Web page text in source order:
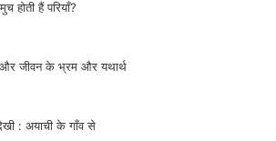
होती हैं परियाँ?
और जीवन के भ्रम और यथार्थ
: अयाची के गाँव से